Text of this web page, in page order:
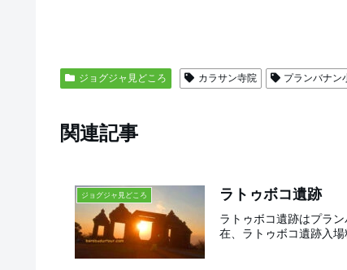
ジョグジャ見どころ カラサン寺院 プランバナン
関連記事
ジョグジャ見どころ ラトゥボコ遺跡
ラトゥボコ遺跡はプラ
在、ラトゥボコ遺跡入